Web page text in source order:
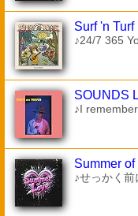
Surf 'n Turf
♪24/7 365
SOUNDS
♪I
Summer of
♪せっかく前